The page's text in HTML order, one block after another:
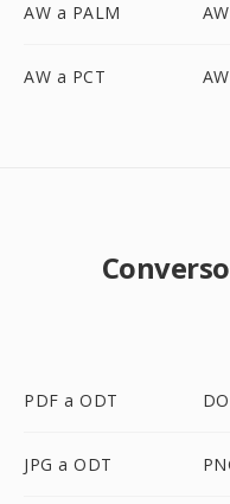
AW a PALM
AW a PCT
PDF a ODT
JPG a ODT